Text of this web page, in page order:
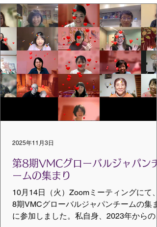
き：2025年12月21日(日)13:00-15:00 場
所：朝倉ふれあい交流センター(駐車場あ
https://www.city.imabari.ehime.jp/sports/
etsu/syukuhaku_asakura/ 定 員：30名 参
加費：大人2,000円 中学生以下1,000円
未就学児無料 申込み：12月17日
(水)まで https://x.gd/kLEuz
申込QRコードはこちら
込QRコード 主催：ばーりースクール 後
援：今治市教育委員会 協力：一社)VMC
ーバルジャパン、 ドラムサ
第8期VMCグローバルジャパンチ
ームの集まり
10月14日（火）Zoomミーティングにて
8期VMCグローバルジャパンチームの集
に参加しました。私自身、2023年からの
2025年11月3日